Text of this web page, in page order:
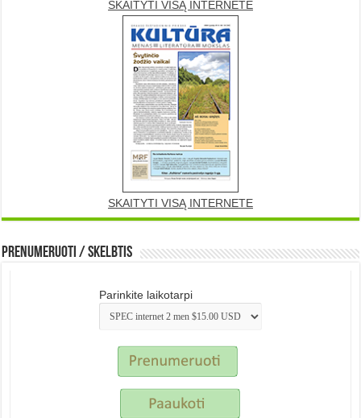
SKAITYTI VISĄ INTERNETE
SKAITYTI VISĄ INTERNETE
Prenumeruoti / Skelbtis
Parinkite laikotarpi